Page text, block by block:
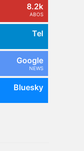
8.2k
ABOS
Tel
Google
NEWS
Bluesky